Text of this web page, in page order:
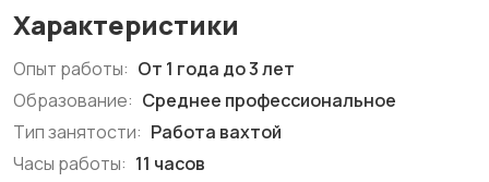
Характеристики
Опыт работы: От 1 года до 3 лет
Образование: Среднее профессиональное
Тип занятости: Работа вахтой
Часы работы: 11 часов